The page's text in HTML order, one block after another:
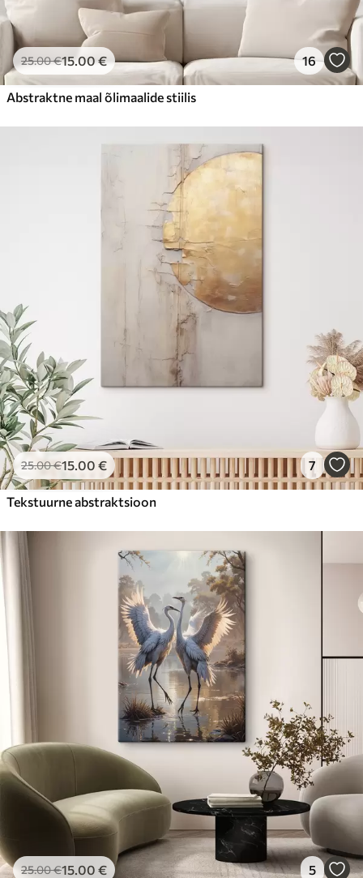
25.00€15.00€ 16
Abstraktne maal õlimaalide stiilis
25.00€15.00 € 7
Tekstuurne abstraktsioon
25.00€15.00 € 5